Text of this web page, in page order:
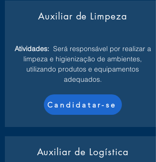
Auxiliar de Limpeza
Atividades: Será responsável por realizar a
limpeza e higienização de ambientes,
utilizando produtos e equipamentos
adequados.
Candidatar-se
Auxiliar de Logística